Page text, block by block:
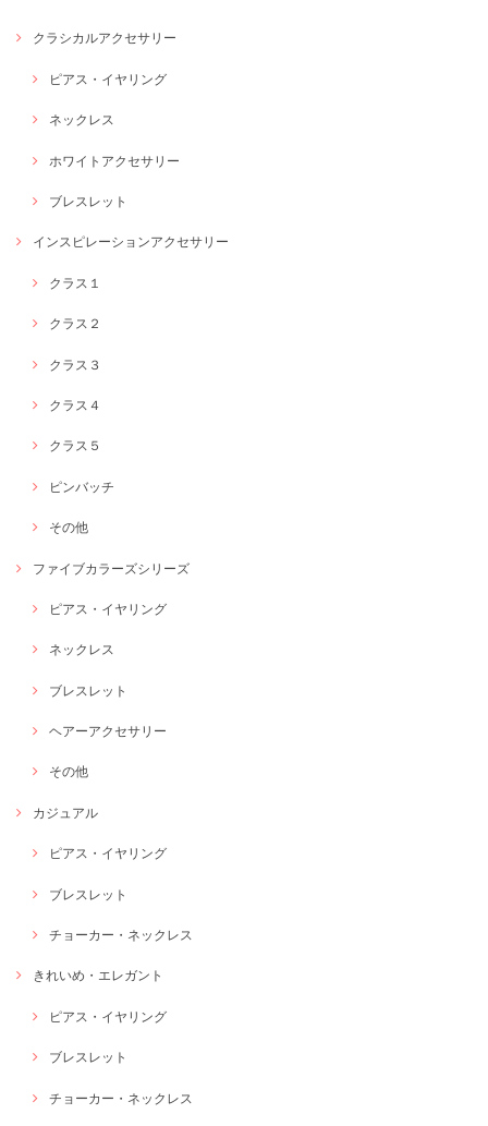
クラシカルアクセサリー
ピアス・イヤリング
ネックレス
ホワイトアクセサリー
ブレスレット
インスピレーションアクセサリー
クラス１
クラス２
クラス３
クラス４
クラス５
ピンバッチ
その他
ファイブカラーズシリーズ
ピアス・イヤリング
ネックレス
ブレスレット
ヘアーアクセサリー
その他
カジュアル
ピアス・イヤリング
ブレスレット
チョーカー・ネックレス
きれいめ・エレガント
ピアス・イヤリング
ブレスレット
チョーカー・ネックレス